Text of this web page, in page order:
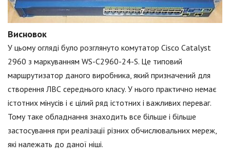
Висновок
У цьому огляді було розглянуто комутатор Cisco Catalyst
2960 з маркуванням WS-С2960-24-S. Це типовий
маршрутизатор даного виробника, який призначений для
створення ЛВС середнього класу. У нього практично немає
істотних мінусів і є цілий ряд істотних і важливих переваг.
Тому таке обладнання знаходить все більше і більше
застосування при реалізації різних обчислювальних мереж,
які належать до даної ніші.